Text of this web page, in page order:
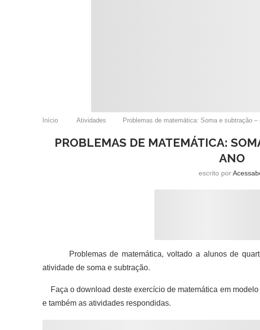
Início Atividades Problemas de matemática: Soma e subtração –
PROBLEMAS DE MATEMÁTICA:
ANO
escrito por
Problemas de matemática, voltado a alunos de
atividade de soma e subtração.
Faça o download deste exercício de matemática em
e também as atividades respondidas.